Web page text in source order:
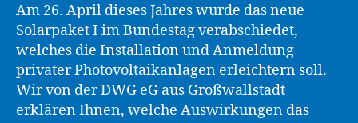
Am 26. April dieses Jahres wurde das neue
Solarpaket I im Bundestag verabschiedet,
welches die Installation und Anmeldung
privater Photovoltaikanlagen erleichtern soll.
Wir von der DWG eG aus Großwallstadt
erklären Ihnen, welche Auswirkungen das